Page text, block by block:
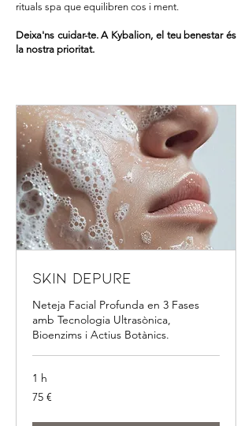
rituals spa que equilibren cos i ment.
Deixa'ns cuidar-te. A Kybalion, el teu benestar és
la nostra prioritat.
Skin Depure
Neteja Facial Profunda en 3 Fases
amb Tecnologia Ultrasònica,
Bioenzims i Actius Botànics.
1 h
75
euros
75 €